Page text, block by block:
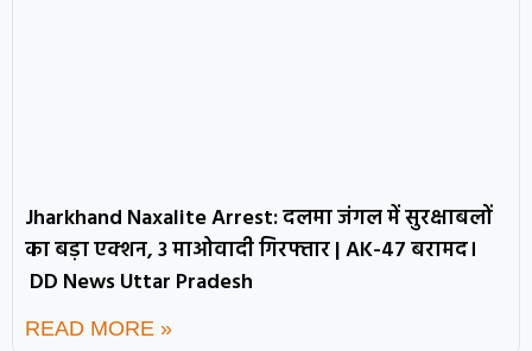
Jharkhand Naxalite Arrest: दलमा जंगल में सुरक्षाबलों
का बड़ा एक्शन, 3 माओवादी गिरफ्तार | AK-47 बरामद।
DD News Uttar Pradesh
READ MORE »